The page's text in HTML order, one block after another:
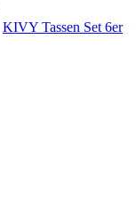
KIVY Tassen Set 6er